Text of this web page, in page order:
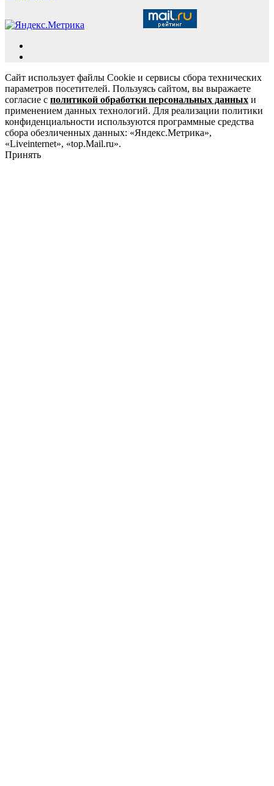
Сайт использует файлы Cookie и сервисы сбора технических
параметров посетителей. Пользуясь сайтом, вы выражаете
согласие с политикой обработки персональных данных и
применением данных технологий. Для реализации политики
конфиденциальности используются программные средства
сбора обезличенных данных: «Яндекс.Метрика»,
«Liveinternet», «top.Mail.ru».
Принять